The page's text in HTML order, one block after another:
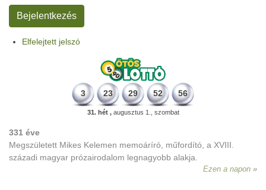
Elfelejtett jelszó
3 23 29 52 56
31. hét ,augusztus 1., szombat
331 éve
Megszületett Mikes Kelemen memoáríró, műfordító, a XVIII.
századi magyar prózairodalom legnagyobb alakja.
Ezen a napon